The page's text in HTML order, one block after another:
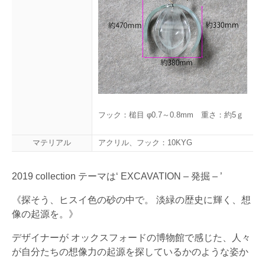
フック：槌目 φ0.7～0.8mm 重さ：約5ｇ
マテリアル アクリル、フック：10KYG
2019 collection テーマは‘ EXCAVATION – 発掘 – ’
《探そう、ヒスイ色の砂の中で。 淡緑の歴史に輝く、想
像の起源を。》
デザイナーが オックスフォードの博物館で感じた、人々
が自分たちの想像力の起源を探しているかのような姿か